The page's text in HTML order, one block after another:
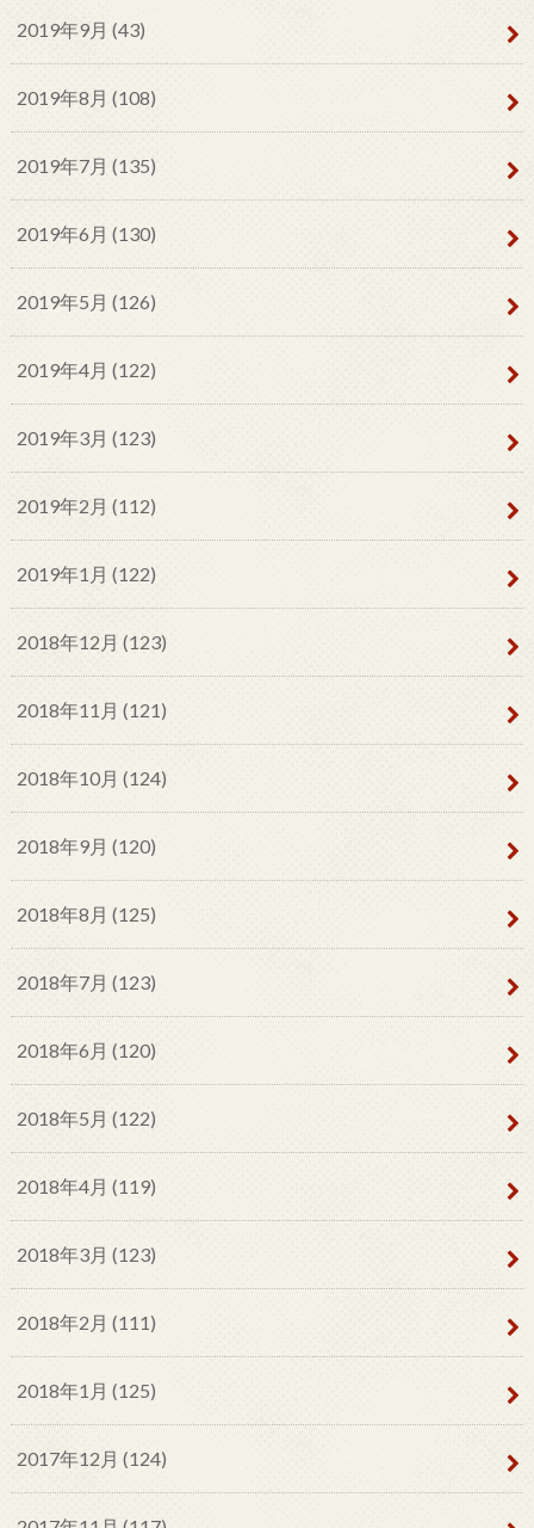
2019年9月 (43)
2019年8月 (108)
2019年7月 (135)
2019年6月 (130)
2019年5月 (126)
2019年4月 (122)
2019年3月 (123)
2019年2月 (112)
2019年1月 (122)
2018年12月 (123)
2018年11月 (121)
2018年10月 (124)
2018年9月 (120)
2018年8月 (125)
2018年7月 (123)
2018年6月 (120)
2018年5月 (122)
2018年4月 (119)
2018年3月 (123)
2018年2月 (111)
2018年1月 (125)
2017年12月 (124)